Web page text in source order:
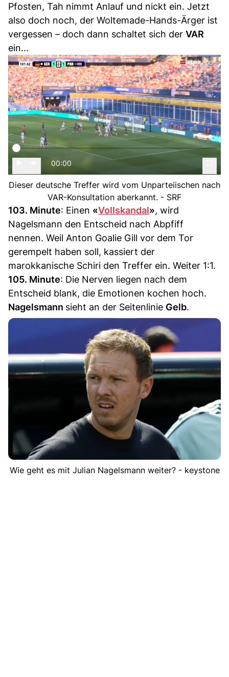
Pfosten, Tah nimmt Anlauf und nickt ein. Jetzt
also doch noch, der Woltemade-Hands-Ärger ist
vergessen – doch dann schaltet sich der VAR
ein...
00:00
Dieser deutsche Treffer wird vom Unparteiischen nach
VAR-Konsultation aberkannt. - SRF
103. Minute: Einen «Vollskandal», wird
Nagelsmann den Entscheid nach Abpfiff
nennen. Weil Anton Goalie Gill vor dem Tor
gerempelt haben soll, kassiert der
marokkanische Schiri den Treffer ein. Weiter 1:1.
105. Minute: Die Nerven liegen nach dem
Entscheid blank, die Emotionen kochen hoch.
Nagelsmann sieht an der Seitenlinie Gelb.
Wie geht es mit Julian Nagelsmann weiter? - keystone